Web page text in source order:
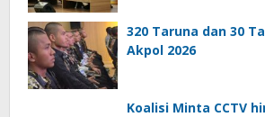
320 Taruna dan 30
Akpol 2026
Koalisi Minta CCTV